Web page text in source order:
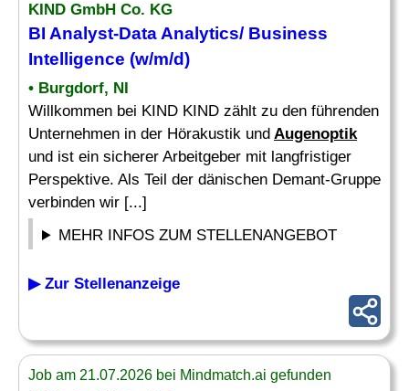
KIND GmbH Co. KG
BI Analyst-Data Analytics/ Business
Intelligence (w/m/d)
• Burgdorf, NI
Willkommen bei KIND KIND zählt zu den führenden
Unternehmen in der Hörakustik und Augenoptik
und ist ein sicherer Arbeitgeber mit langfristiger
Perspektive. Als Teil der dänischen Demant-Gruppe
verbinden wir [...]
MEHR INFOS ZUM STELLENANGEBOT
▶ Zur Stellenanzeige
Job am 21.07.2026 bei Mindmatch.ai gefunden